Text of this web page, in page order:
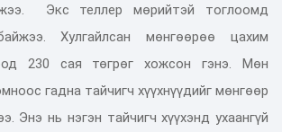
Экс теллер мөрийтэй тоглоомд
Хулгайлсан мөнгөөрөө цахим
230 сая төгрөг хожсон гэнэ. Мөн
гадна тайчигч хүүхнүүдийг мөнгөөр
Энэ нь нэгэн тайчигч хүүхэнд ухаангүй